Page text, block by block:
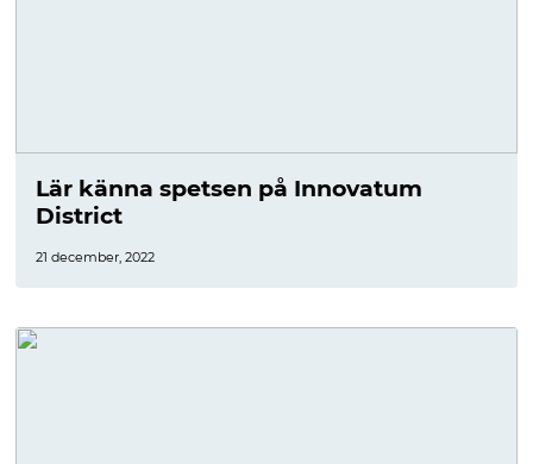
Lär känna spetsen på Innovatum
District
21 december, 2022